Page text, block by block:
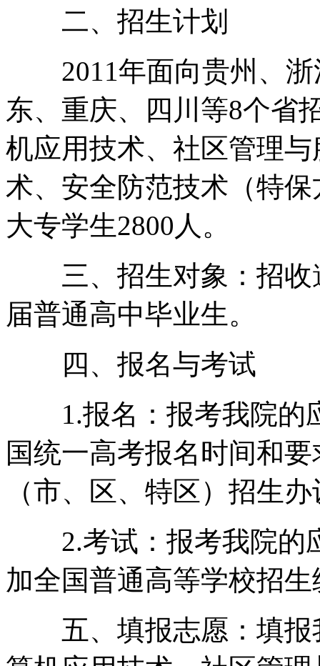
二、招生计划
2011年面向贵州、浙
东、重庆、四川等8个省
机应用技术、社区管理
术、安全防范技术（特
大专学生2800人。
三、招生对象：招收
届普通高中毕业生。
四、报名与考试
1.报名：报考我院的
国统一高考报名时间和
（市、区、特区）招生
2.考试：报考我院的
加全国普通高等学校招
五、填报志愿：填报